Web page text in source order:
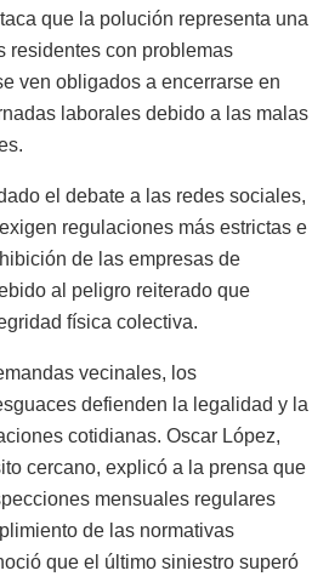
que la polución representa una
residentes con problemas
ven obligados a encerrarse en
laborales debido a las malas
el debate a las redes sociales,
regulaciones más estrictas e
de las empresas de
al peligro reiterado que
física colectiva.
vecinales, los
defienden la legalidad y la
cotidianas. Oscar López,
cercano, explicó a la prensa que
mensuales regulares
de las normativas
que el último siniestro superó